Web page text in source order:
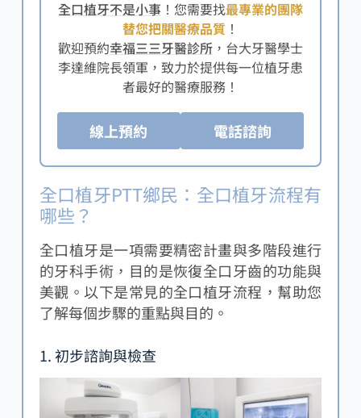
費
用
約30
萬-100萬
元
約2萬-10
萬元
約20
萬-50萬
優
穩定性
佳、外觀
自然、有
效預防骨
質流失
價格低
廉、製作
用範圍廣
植體數量
少、恢復
快速、適
合骨量不
足者
缺
點
費用高
昂，手術
時間長，
件要求高
穩定性
差、易影
響咀嚼效
率，長期
萎縮
對植體位
置要求
全口植牙不是小事！您需要找最專業的團隊
替您把關醫療品質！
歡迎預約幸福三三牙醫診所，台大牙醫學士
李達維院長領軍，致力於提供每一位植牙患
者最好的醫療服務！
線上預約 電話諮詢
全口植牙PTT鄉民：全口植牙流程有
哪些？
全口植牙是一項需要精密計畫與多階段進行
的牙科手術，目的是恢復全口牙齒的功能與
美觀。以下是常見的全口植牙流程，幫助您
了解每個步驟的重點與目的。
1. 初步諮詢與檢查